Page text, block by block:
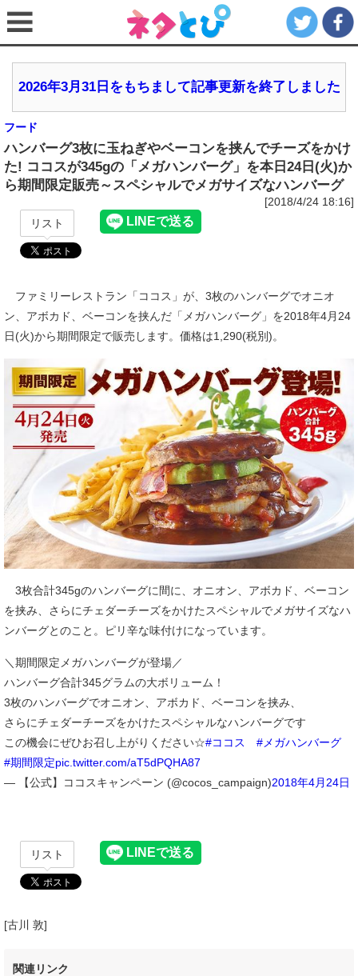
2026年3月31日をもちまして記事更新を終了しました
フード
ハンバーグ3枚に玉ねぎやベーコンを挟んでチーズをかけ
た! ココスが345gの「メガハンバーグ」を本日24日(火)か
ら期間限定販売～スペシャルでメガサイズなハンバーグ
[2018/4/24 18:16]
リスト
ファミリーレストラン「ココス」が、3枚のハンバーグでオニオ
ン、アボカド、ベーコンを挟んだ「メガハンバーグ」を2018年4月24
日(火)から期間限定で販売します。価格は1,290(税別)。
3枚合計345gのハンバーグに間に、オニオン、アボカド、ベーコン
を挟み、さらにチェダーチーズをかけたスペシャルでメガサイズなハ
ンバーグとのこと。ピリ辛な味付けになっています。
＼期間限定メガハンバーグが登場／
ハンバーグ合計345グラムの大ボリューム！
3枚のハンバーグでオニオン、アボカド、ベーコンを挟み、
さらにチェダーチーズをかけたスペシャルなハンバーグです
この機会にぜひお召し上がりください☆#ココス
#メガハンバーグ
#期間限定pic.twitter.com/aT5dPQHA87
— 【公式】ココスキャンペーン (@cocos_campaign)2018年4月24日
リスト
[古川 敦]
関連リンク